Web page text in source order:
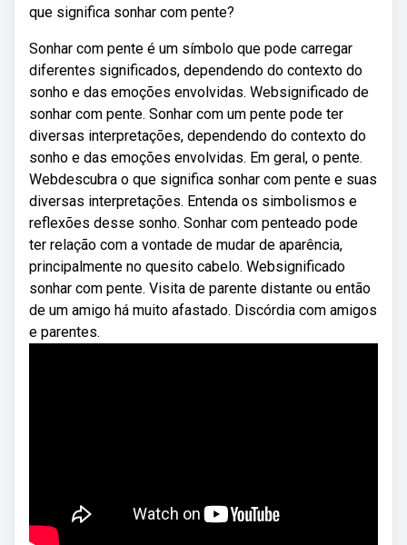
que significa sonhar com pente?
Sonhar com pente é um símbolo que pode carregar
diferentes significados, dependendo do contexto do
sonho e das emoções envolvidas. Websignificado de
sonhar com pente. Sonhar com um pente pode ter
diversas interpretações, dependendo do contexto do
sonho e das emoções envolvidas. Em geral, o pente.
Webdescubra o que significa sonhar com pente e suas
diversas interpretações. Entenda os simbolismos e
reflexões desse sonho. Sonhar com penteado pode
ter relação com a vontade de mudar de aparência,
principalmente no quesito cabelo. Websignificado
sonhar com pente. Visita de parente distante ou então
de um amigo há muito afastado. Discórdia com amigos
e parentes.